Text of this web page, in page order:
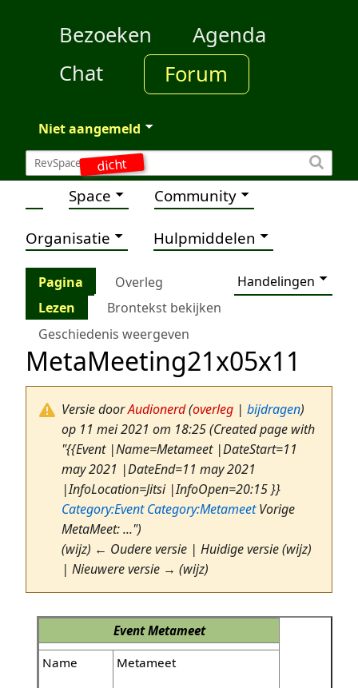
dicht
Bezoeken
Agenda
Chat
Forum
Niet aangemeld
Space Community
Organisatie Hulpmiddelen
Pagina Overleg
Handelingen
Lezen
Brontekst bekijken
Geschiedenis weergeven
MetaMeeting21x05x11
Versie doorAudionerd(overleg | bijdragen)
op 11 mei 2021 om 18:25(Created page with
"{{Event |Name=Metameet |DateStart=11
may 2021 |DateEnd=11 may 2021
|InfoLocation=Jitsi |InfoOpen=20:15 }}
Category:Event Category:MetameetVorige
MetaMeet: ...")
(wijz) ← Oudere versie | Huidige versie (wijz)
| Nieuwere versie → (wijz)
EventMetameet
Name
Metameet